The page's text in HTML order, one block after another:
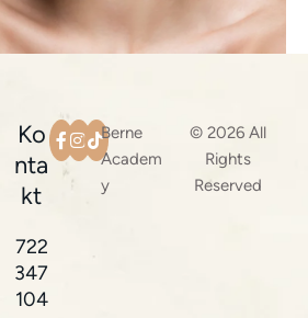
Ko
nta
kt
722
347
104
Berne
Academ
y
© 2026 All
Rights
Reserved